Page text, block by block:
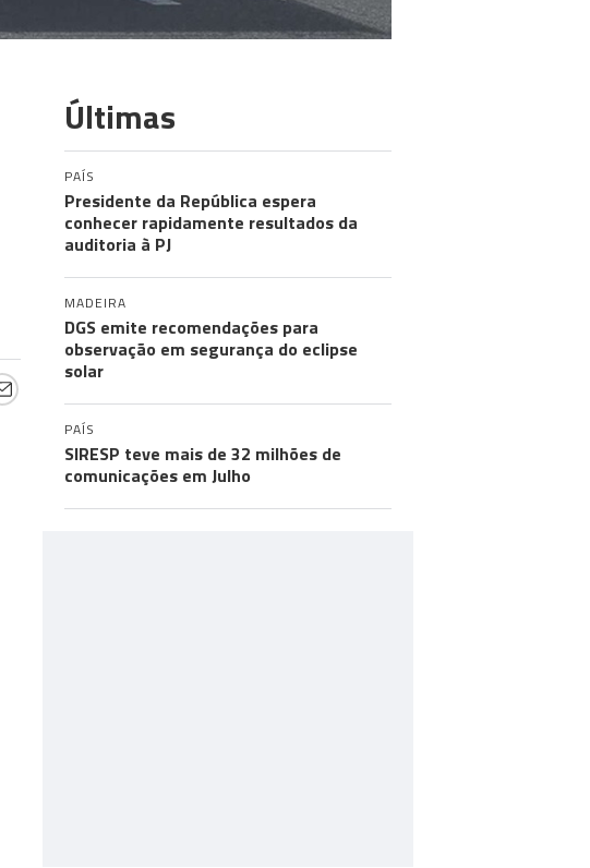
Últimas
PAÍS
Presidente da República espera
conhecer rapidamente resultados da
auditoria à PJ
MADEIRA
DGS emite recomendações para
observação em segurança do eclipse
solar
PAÍS
SIRESP teve mais de 32 milhões de
comunicações em Julho